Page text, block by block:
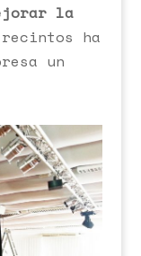
la
ha
un